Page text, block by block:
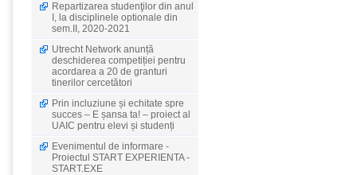
Repartizarea studenţilor din anul
I, la disciplinele optionale din
sem.II, 2020-2021
Utrecht Network anunță
deschiderea competiției pentru
acordarea a 20 de granturi
tinerilor cercetători
Prin incluziune și echitate spre
succes – E șansa ta! – proiect al
UAIC pentru elevi și studenți
Evenimentul de informare -
Proiectul START EXPERIENTA -
START.EXE